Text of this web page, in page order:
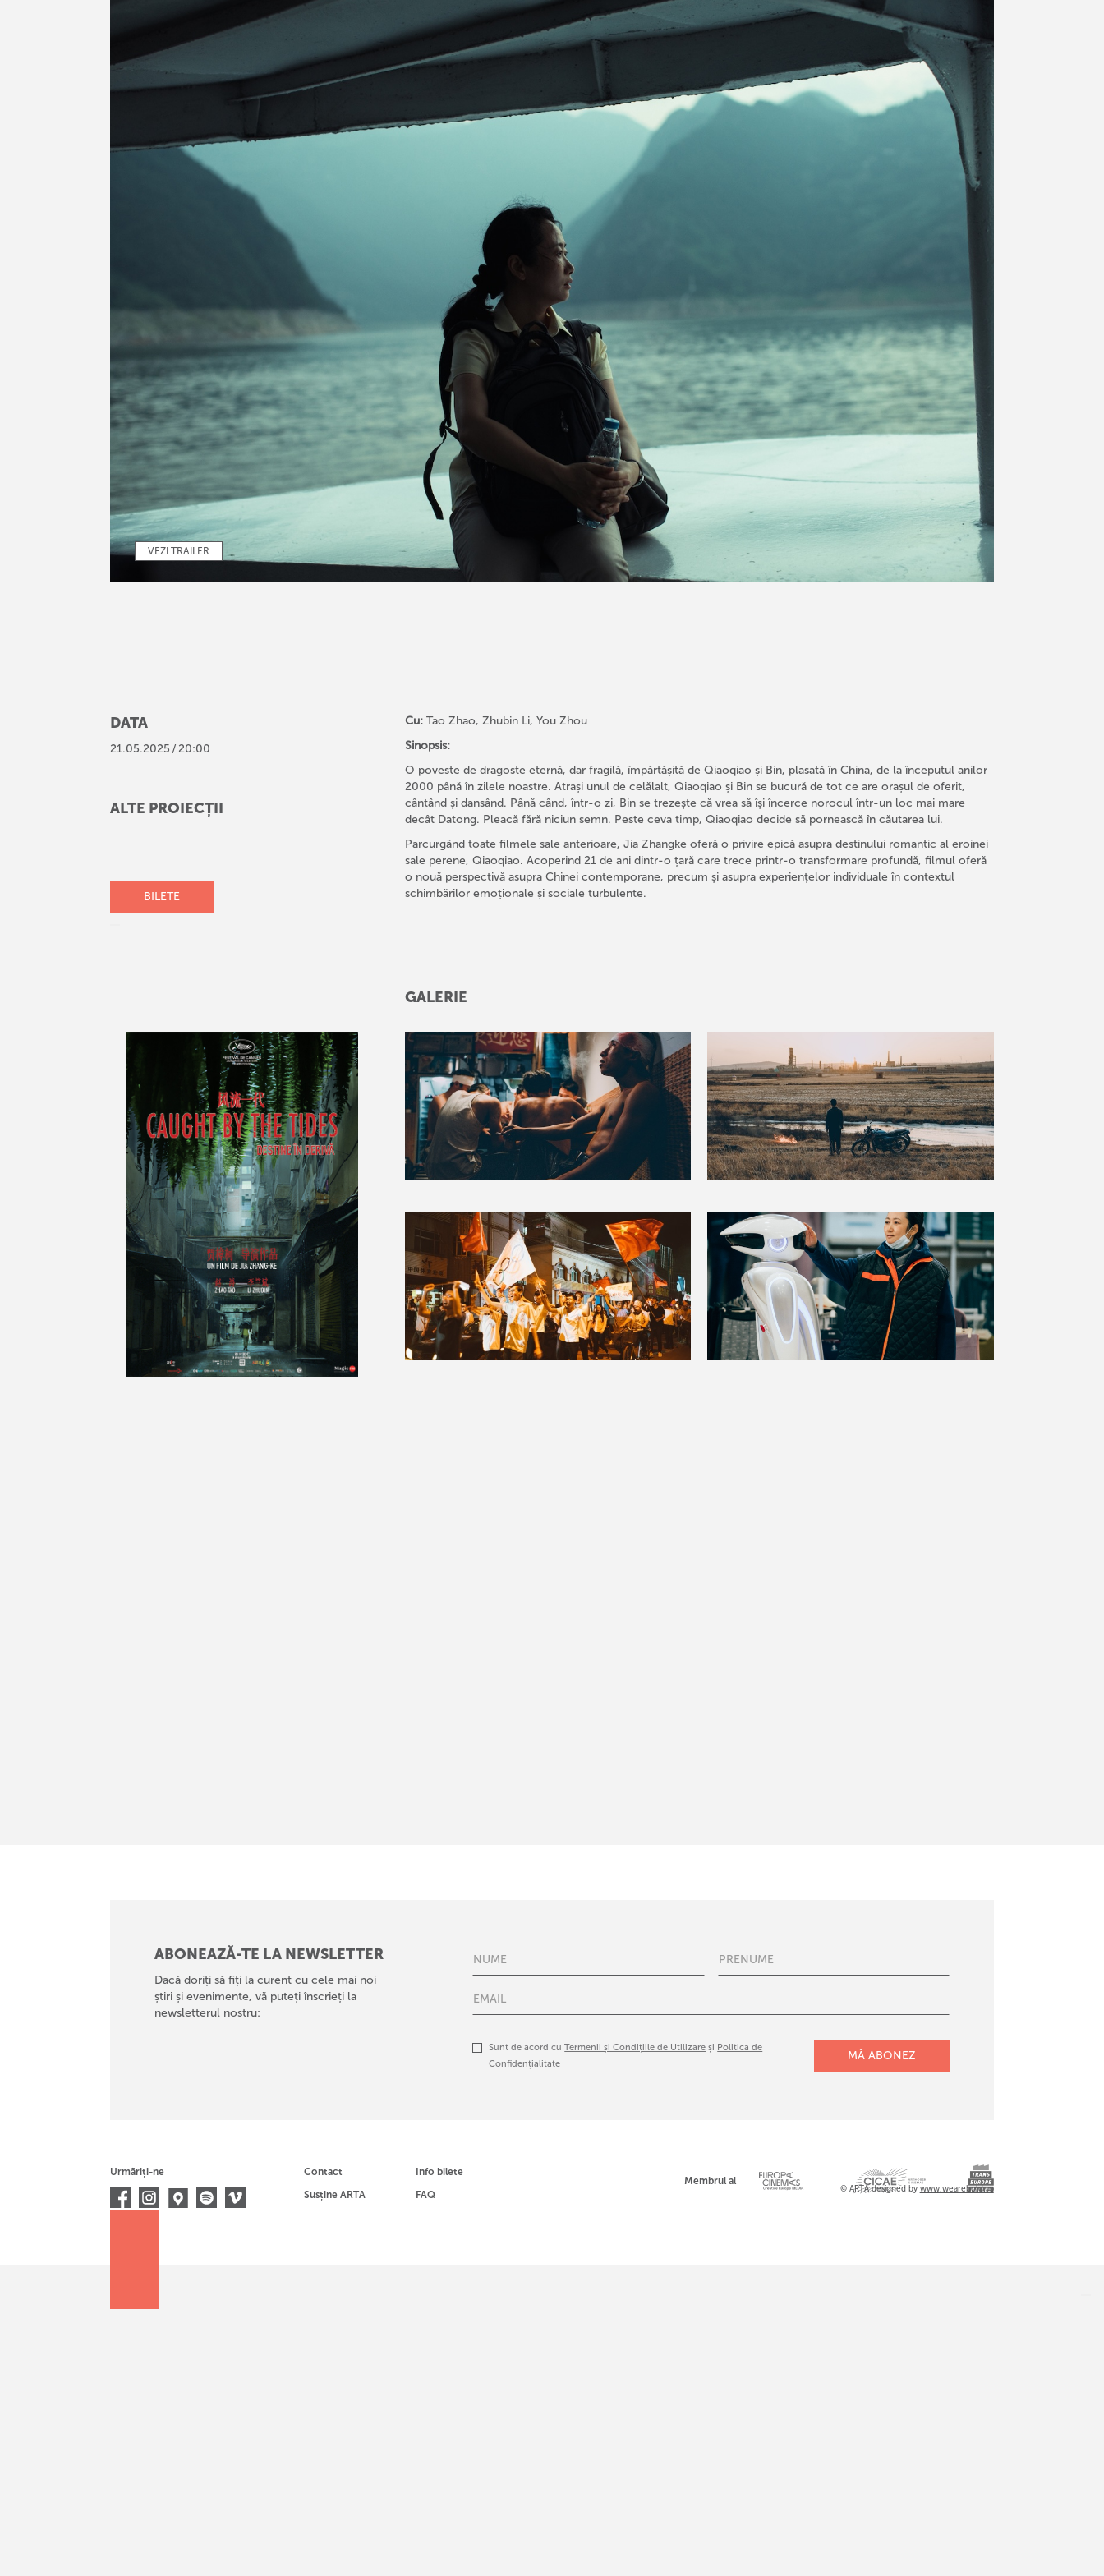
VEZI TRAILER
DATA
21.05.2025 /20:00
ALTE PROIECȚII
BILETE
Cu:Tao Zhao, Zhubin Li, You Zhou
Sinopsis:
O poveste de dragoste eternă, dar fragilă, împărtășită de Qiaoqiao și Bin, plasată în China, de la începutul anilor
2000 până în zilele noastre. Atrași unul de celălalt, Qiaoqiao și Bin se bucură de tot ce are orașul de oferit,
cântând și dansând. Până când, într-o zi, Bin se trezește că vrea să își încerce norocul într-un loc mai mare
decât Datong. Pleacă fără niciun semn. Peste ceva timp, Qiaoqiao decide să pornească în căutarea lui.
Parcurgând toate filmele sale anterioare, Jia Zhangke oferă o privire epică asupra destinului romantic al eroinei
sale perene, Qiaoqiao. Acoperind 21 de ani dintr-o țară care trece printr-o transformare profundă, filmul oferă
o nouă perspectivă asupra Chinei contemporane, precum și asupra experiențelor individuale în contextul
schimbărilor emoționale și sociale turbulente.
GALERIE
ABONEAZĂ-TE LA NEWSLETTER
Dacă doriți să fiți la curent cu cele mai noi
știri și evenimente, vă puteți înscrieți la
newsletterul nostru:
Sunt de acord cuTermenii și Condițiile de Utilizare și Politica de
Confidențialitate
Urmăriți-ne
Contact
Susține ARTA
Info bilete
FAQ
Membrul al
© ARTA designed by www.wearebold.ro